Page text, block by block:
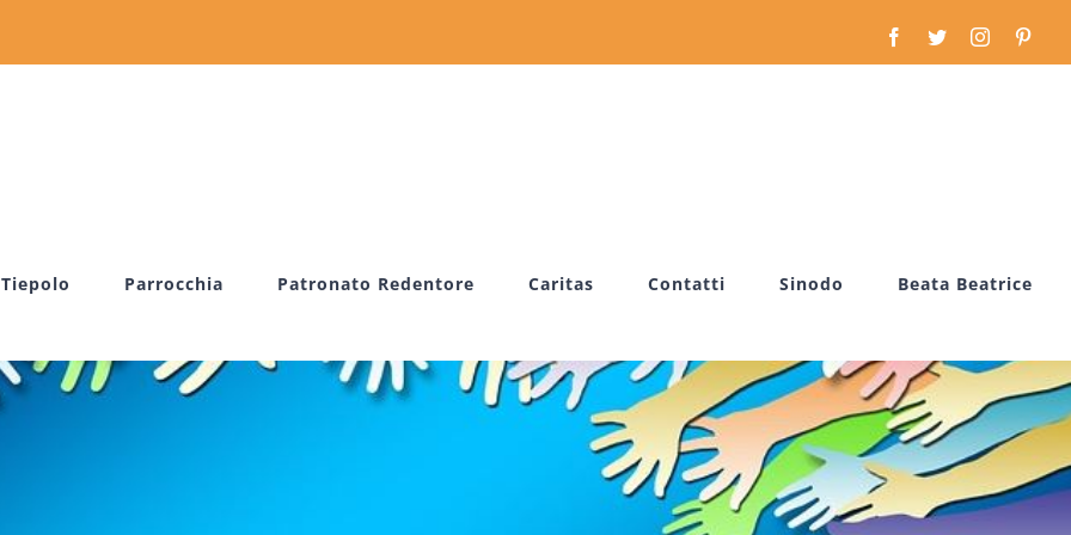
Facebook
TwitterInstagram
Parrocchia Patronato Redentore Caritas Contatti Sinodo Beata Beatrice